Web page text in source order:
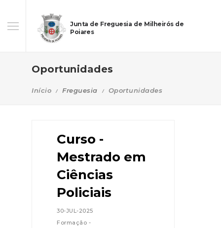
Junta de Freguesia de Milheirós de
Poiares
Oportunidades
Início Freguesia Oportunidades
Curso -
Mestrado em
Ciências
Policiais
30-JUL-2025
Formação -